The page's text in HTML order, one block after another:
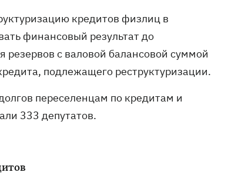
кредитов физлиц в
финансовый результат до
с валовой балансовой суммой
подлежащего реструктуризации.
переселенцам по кредитам и
333 депутатов.